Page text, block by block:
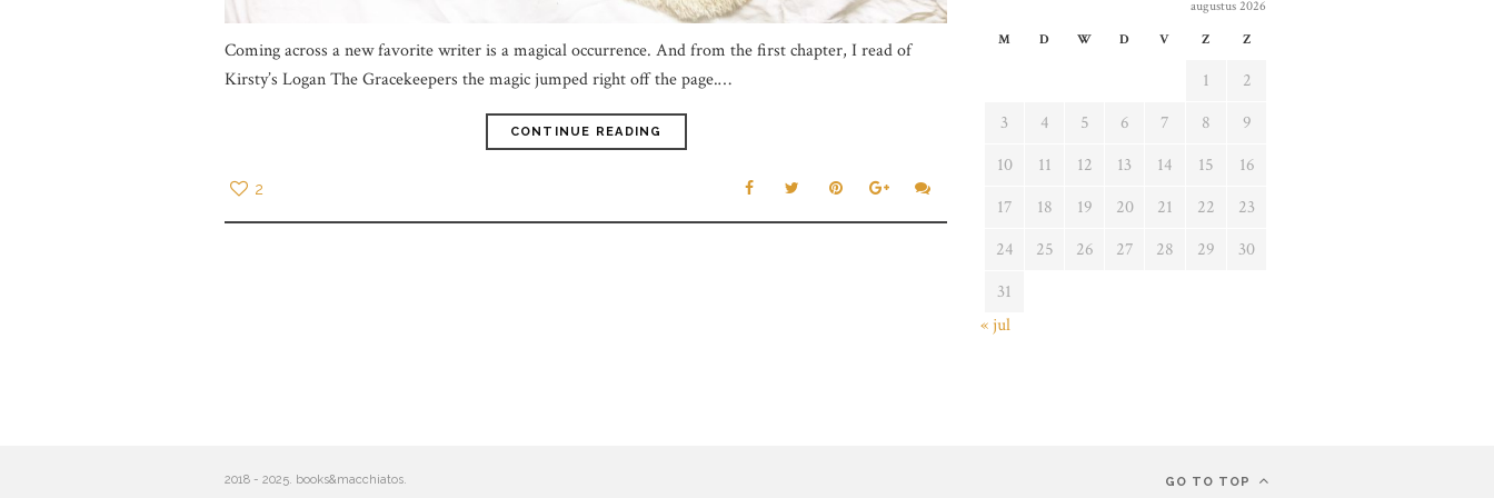
Coming across a new favorite writer is a magical occurrence. And from the first chapter, I read of
Kirsty’s Logan The Gracekeepers the magic jumped right off the page.…
CONTINUE READING
2
augustus 2026
M
D W D V Z Z
1
2
3
4 5 6 7 8
9
10
11 12 13 14 15
16
17
18 19 20 21 22
23
24
25 26 27 28 29
30
31
« jul
2018 - 2025. books&macchiatos. GO TO TOP